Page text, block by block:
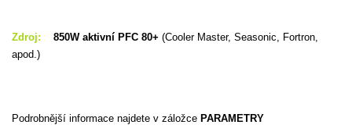
Zdroj: 850W aktivní PFC 80+ (Cooler Master, Seasonic, Fortron,
apod.)
Podrobnější informace najdete v záložce PARAMETRY